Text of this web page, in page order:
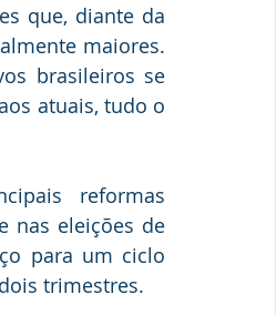
que, diante da
maiores.
brasileiros se
atuais, tudo o
reformas
nas eleições de
para um ciclo
trimestres.